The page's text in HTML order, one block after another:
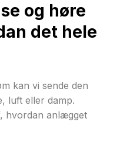
og høre
det hele
kan vi sende den
luft eller damp.
hvordan anlægget